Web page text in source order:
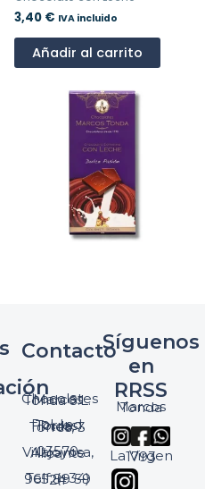
3,40 € IVA incluido
Añadir al carrito
Contacto
Chocolates Marcos Tonda S.L.
Pol. Ind. Torres, Ptda. Torres, 3
03570 Villajoyosa, Alicante
Telf: (+34) 965 89 59 24
Síguenos
en
RRSS
Marcos Tonda
La Virgen 1793